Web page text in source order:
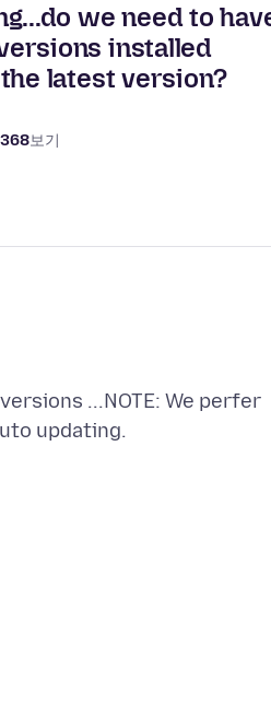
we need to
installed
latest version?
368보기
...NOTE: We perfer